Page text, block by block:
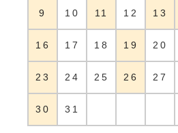
9 10 11 12 13
16 17 18 19 20
23 24 25 26 27
30 31